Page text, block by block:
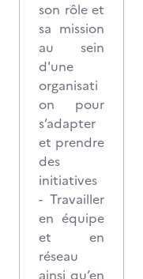
son rôle et
sa mission
au sein
d'une
organisati
on pour
s’adapter
et prendre
des
initiatives
- Travailler
en équipe
et en
réseau
ainsi qu’en